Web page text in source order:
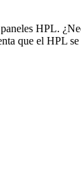
HPL.
que el HPL